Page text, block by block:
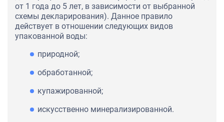
от 1 года до 5 лет, в зависимости от выбранной
схемы декларирования). Данное правило
действует в отношении следующих видов
упакованной воды:
природной;
обработанной;
купажированной;
искусственно минерализированной.